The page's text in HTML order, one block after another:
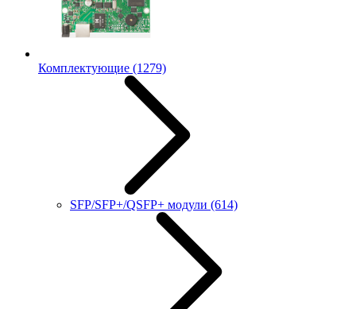
Комплектующие (1279)
SFP/SFP+/QSFP+ модули (614)